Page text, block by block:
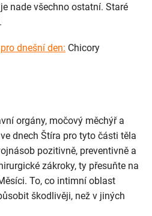
nade všechno ostatní. Staré
dnešní den: Chicory
orgány, močový měchýř a
dnech Štíra pro tyto části těla
pozitivně, preventivně a
zákroky, ty přesuňte na
To, co intimní oblast
škodlivěji, než v jiných